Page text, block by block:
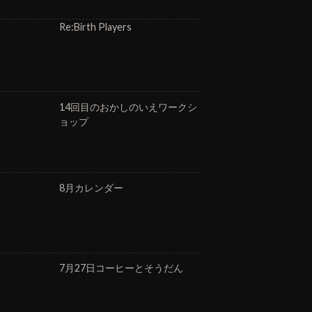
Re:Birth Players
14回目のおかしのいえワークシ
ョップ
8月カレンダー
7月27日コーヒーとそうだん